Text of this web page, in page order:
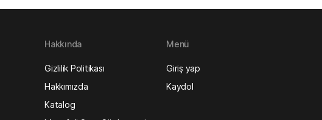
Hakkında
Gizlilik Politikası
Hakkımızda
Katalog
Menü
Giriş yap
Kaydol